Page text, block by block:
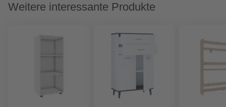
Weitere interessante Produkte